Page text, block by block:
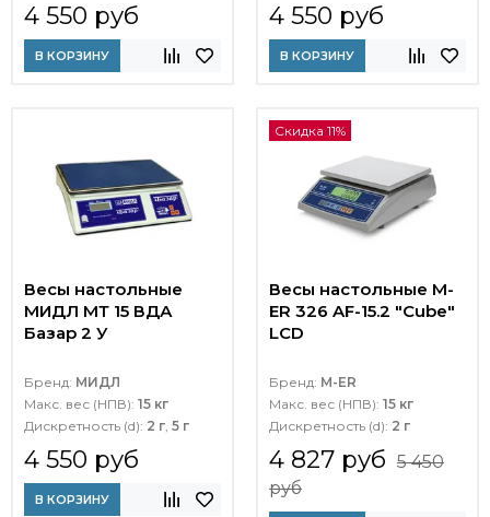
4 550 руб
В КОРЗИНУ
4 550 руб
В КОРЗИНУ
Весы настольные
МИДЛ МТ 15 ВДА
Базар 2 У
Бренд: МИДЛ
Макс. вес (НПВ): 15 кг
Дискретность (d): 2 г, 5 г
4 550 руб
В КОРЗИНУ
Скидка 11%
Весы настольные M-
ER 326 AF-15.2 "Cube"
LCD
Бренд: M-ER
Макс. вес (НПВ): 15 кг
Дискретность (d): 2 г
4 827 руб 5 450
руб